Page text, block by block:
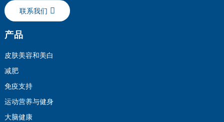
联系我们
产品
皮肤美容和美白
减肥
免疫支持
运动营养与健身
大脑健康